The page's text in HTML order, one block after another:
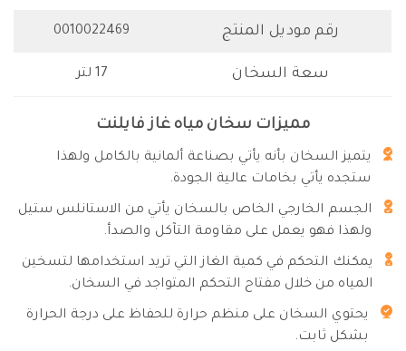
رقم موديل المنتج 0010022469
سعة السخان 17 لتر
مميزات سخان مياه غاز فايلنت
يتميز السخان بأنه يأتي بصناعة ألمانية بالكامل ولهذا
ستجده يأتي بخامات عالية الجودة.
الجسم الخارجي الخاص بالسخان يأتي من الاستانلس ستيل
ولهذا فهو يعمل على مقاومة التآكل والصدأ.
يمكنك التحكم في كمية الغاز التي تريد استخدامها لتسخين
المياه من خلال مفتاح التحكم المتواجد في السخان.
يحتوي السخان على منظم حرارة للحفاظ على درجة الحرارة
بشكل ثابت.